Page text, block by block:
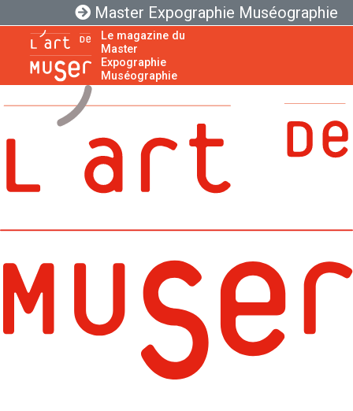
Master Expographie Muséographie
Le magazine du
Master
Expographie
Muséographie